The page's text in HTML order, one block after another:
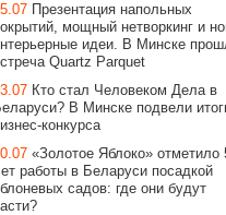
Презентация напольных
мощный нетворкинг и
идеи. В Минске
Quartz Parquet
Кто стал Человеком Дела в
В Минске подвели
конкурса
«Золотое Яблоко» отметило
работы в Беларуси посадкой
садов: где они будут